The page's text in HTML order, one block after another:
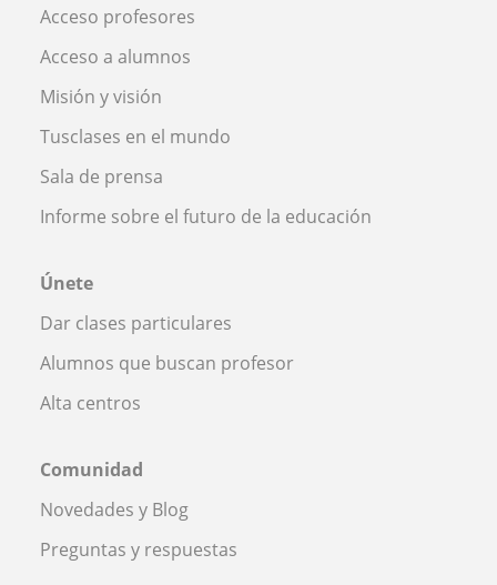
Acceso profesores
Acceso a alumnos
Misión y visión
Tusclases en el mundo
Sala de prensa
Informe sobre el futuro de la educación
Únete
Dar clases particulares
Alumnos que buscan profesor
Alta centros
Comunidad
Novedades y Blog
Preguntas y respuestas